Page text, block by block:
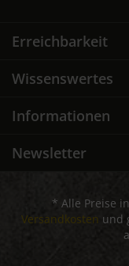
Erreichbarkeit
Wissenswertes
Informationen
Newsletter
* Alle Preise
Versandkosten und